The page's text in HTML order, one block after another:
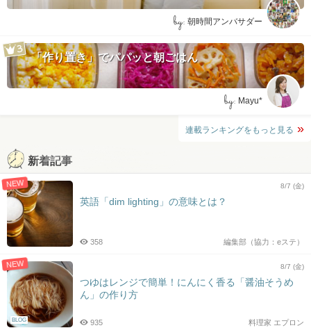
by: 朝時間アンバサダー
「作り置き」でパパッと朝ごはん
by: Mayu*
連載ランキングをもっと見る
新着記事
NEW 8/7 (金)
英語「dim lighting」の意味とは？
編集部（協力：eステ）
358
NEW
BLOG
8/7 (金)
つゆはレンジで簡単！にんにく香る「醤油そうめ
ん」の作り方
料理家 エプロン
935